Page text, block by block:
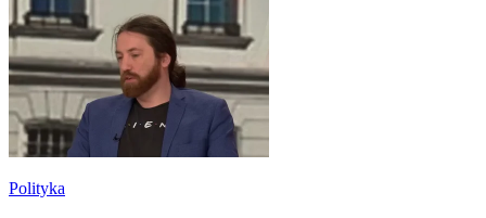
Polityka